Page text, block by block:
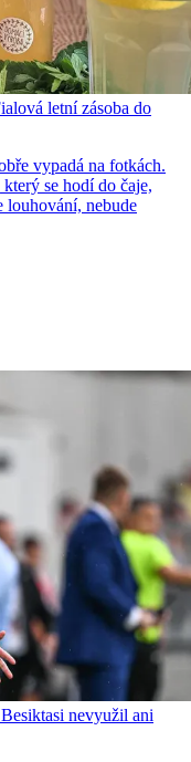
letní zásoba do
vypadá na fotkách.
se hodí do čaje,
louhování, nebude
nevyužil ani